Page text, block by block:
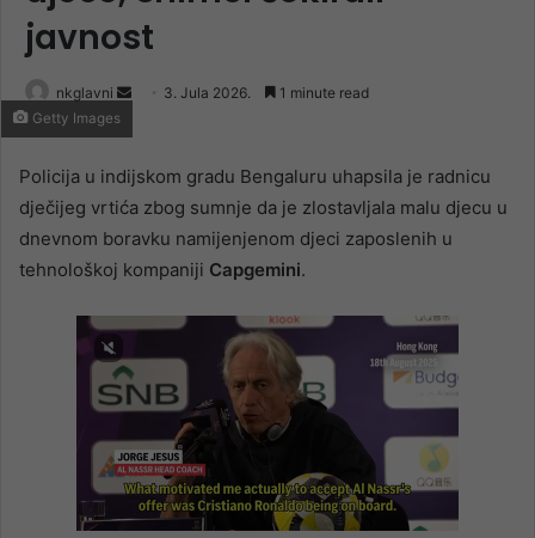
javnost
nkglavni
Send 3. Jula 2026. 1 minute read
Getty Images
Policija u indijskom gradu Bengaluru uhapsila je radnicu
dječijeg vrtića zbog sumnje da je zlostavljala malu djecu u
dnevnom boravku namijenjenom djeci zaposlenih u
tehnološkoj kompaniji Capgemini.